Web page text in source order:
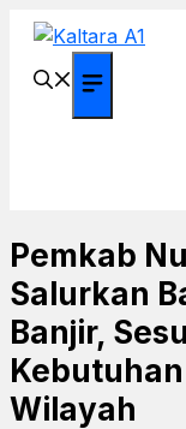
Langsung
Pemkab
Salurkan
Banjir,
Wilayah